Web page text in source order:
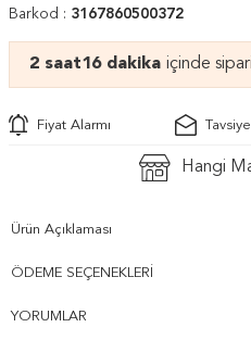
Barkod : 3167860500372
2 saat16 dakika içinde
Fiyat Alarmı
Hangi
Ürün Açıklaması
ÖDEME SEÇENEKLERI
YORUMLAR